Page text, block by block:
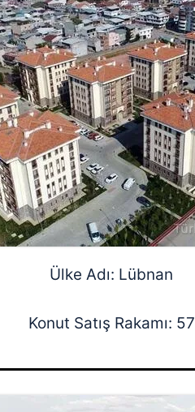
Ülke Adı: Lübnan
Konut Satış Rakamı: 57